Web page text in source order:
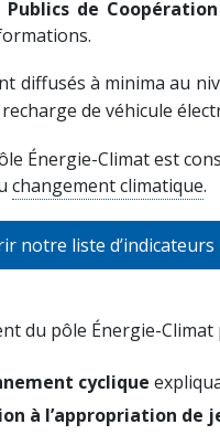
Publics de
diffusés à minima au
de véhicule
Énergie-Climat est
changement climatique.
notre liste
du pôle Énergie-
cyclique
à l’appropriation de